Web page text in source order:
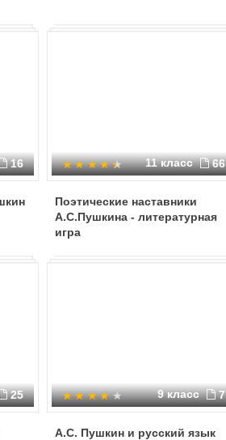
16 11 класс 66
Поэтические наставники
А.С.Пушкина - литературная
игра
25 9 класс 7
А.С. Пушкин и русский язык